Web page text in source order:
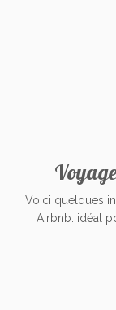
Voici quelques
Airbnb: idéal